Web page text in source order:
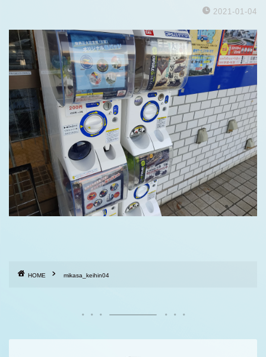
2021-01-04
HOME mikasa_keihin04